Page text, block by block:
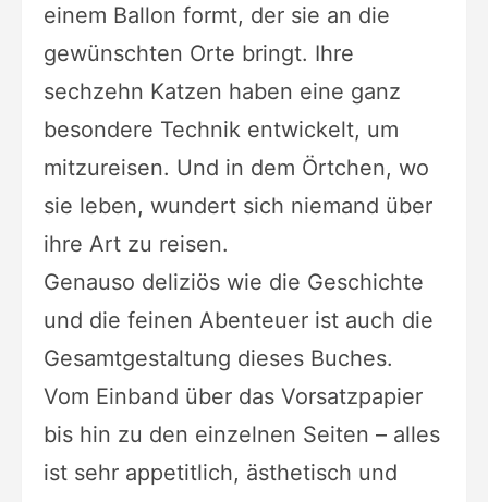
einem Ballon formt, der sie an die
gewünschten Orte bringt. Ihre
sechzehn Katzen haben eine ganz
besondere Technik entwickelt, um
mitzureisen. Und in dem Örtchen, wo
sie leben, wundert sich niemand über
ihre Art zu reisen.
Genauso deliziös wie die Geschichte
und die feinen Abenteuer ist auch die
Gesamtgestaltung dieses Buches.
Vom Einband über das Vorsatzpapier
bis hin zu den einzelnen Seiten – alles
ist sehr appetitlich, ästhetisch und